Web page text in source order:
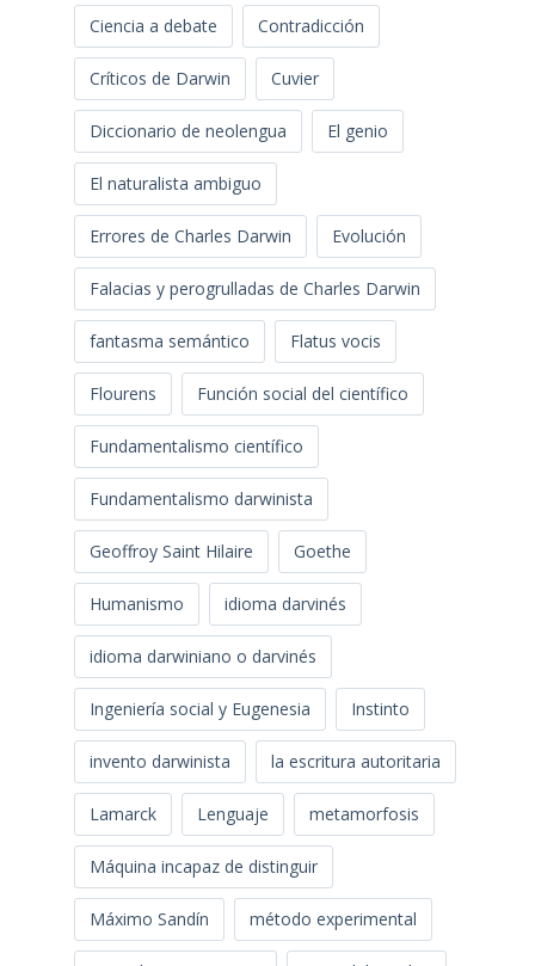
Ciencia a debate Contradicción
Críticos de Darwin Cuvier
Diccionario de neolengua El genio
El naturalista ambiguo
Errores de Charles Darwin Evolución
Falacias y perogrulladas de Charles Darwin
fantasma semántico Flatus vocis
Flourens Función social del científico
Fundamentalismo científico
Fundamentalismo darwinista
Geoffroy Saint Hilaire Goethe
Humanismo idioma darvinés
idioma darwiniano o darvinés
Ingeniería social y Eugenesia Instinto
invento darwinista la escritura autoritaria
Lamarck Lenguaje metamorfosis
Máquina incapaz de distinguir
Máximo Sandín método experimental